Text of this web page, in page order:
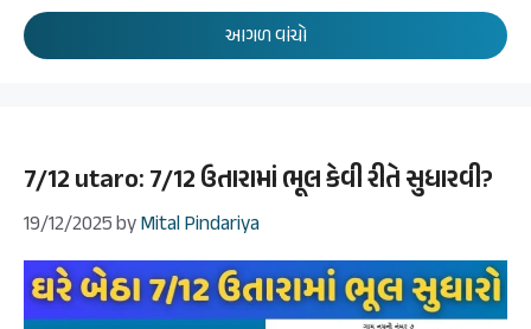
આગળ વાંચો
7/12 utaro: 7/12 ઉતારામાં ભૂલ કેવી રીતે સુધારવી?
19/12/2025byMital Pindariya